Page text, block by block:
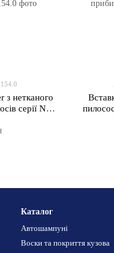
з нетканого
серії NT
Каталог
Автошампуні
Воски та покриття кузова